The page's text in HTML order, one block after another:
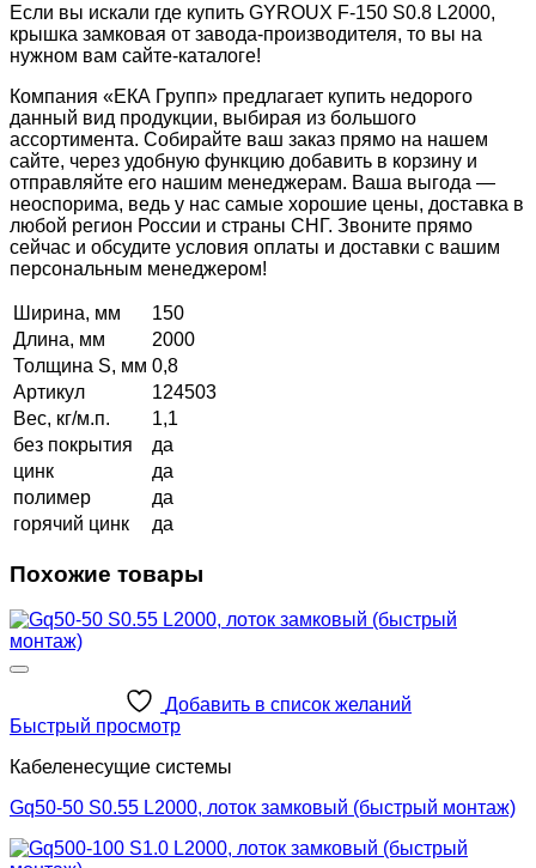
Если вы искали где купить GYROUX F-150 S0.8 L2000,
крышка замковая от завода-производителя, то вы на
нужном вам сайте-каталоге!
Компания «ЕКА Групп» предлагает купить недорого
данный вид продукции, выбирая из большого
ассортимента. Собирайте ваш заказ прямо на нашем
сайте, через удобную функцию добавить в корзину и
отправляйте его нашим менеджерам. Ваша выгода —
неоспорима, ведь у нас самые хорошие цены, доставка в
любой регион России и страны СНГ. Звоните прямо
сейчас и обсудите условия оплаты и доставки с вашим
персональным менеджером!
Ширина, мм
150
Длина, мм
2000
Толщина S, мм 0,8
Артикул
124503
Вес, кг/м.п.
1,1
без покрытия
да
цинк
да
полимер
да
горячий цинк
да
Похожие товары
Добавить в список желаний
Быстрый просмотр
Кабеленесущие системы
Gq50-50 S0.55 L2000, лоток замковый (быстрый монтаж)